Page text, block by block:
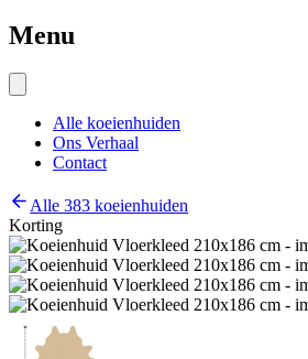
Menu
Alle koeienhuiden
Ons Verhaal
Contact
Alle 383 koeienhuiden
Korting